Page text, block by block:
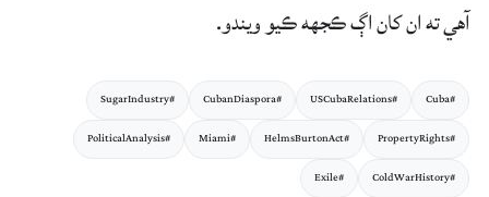
آهي ته ان کان اڳ ڪجهه ڪيو ويندو.
#Cuba
#USCubaRelations
#CubanDiaspora
#SugarIndustry
#PropertyRights
#HelmsBurtonAct
#Miami
#PoliticalAnalysis
#ColdWarHistory
#Exile